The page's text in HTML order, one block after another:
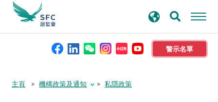
警示名單
本會簡介
尋
主頁 機構政策及通知 私隱政策